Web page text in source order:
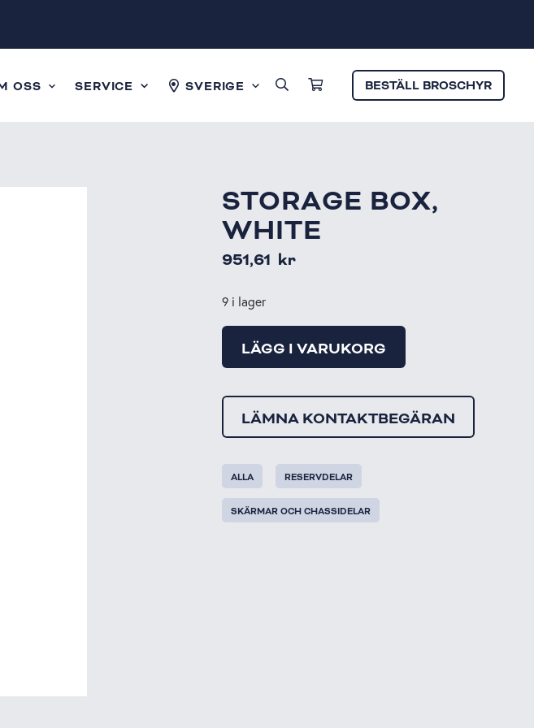
OSS SERVICE SVERIGE BESTÄLL BROSCHYR
STORAGE BOX,
WHITE
951,61 kr
9 i lager
LÄGG I VARUKORG
LÄMNA KONTAKTBEGÄRAN
ALLA RESERVDELAR
SKÄRMAR OCH CHASSIDELAR